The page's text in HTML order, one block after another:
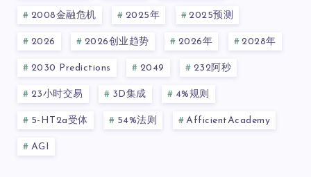
2008金融危机 2025年 2025预测
2026 2026创业趋势 2026年 2028年
2030 Predictions 2049 232阿秒
23小时交易 3D集成 4%规则
5-HT2a受体 54%法则 AfficientAcademy
AGI